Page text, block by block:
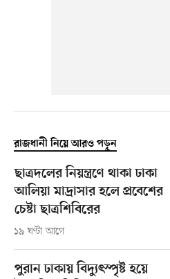
রাজধানী নিয়ে আরও পড়ুন
ছাত্রদলের নিয়ন্ত্রণে থাকা ঢাকা
আলিয়া মাদ্রাসার হলে প্রবেশের
চেষ্টা ছাত্রশিবিরের
১৯ ঘণ্টা আগে
পুরান ঢাকায় বিদ্যুৎস্পৃষ্ট হয়ে